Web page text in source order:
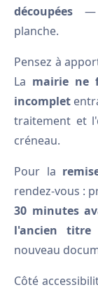
découpées —
planche.
Pensez à
La mairie ne
incomplet
traitement et
créneau.
Pour la
rendez-vous :
30 minutes
l'ancien titre
nouveau
Côté